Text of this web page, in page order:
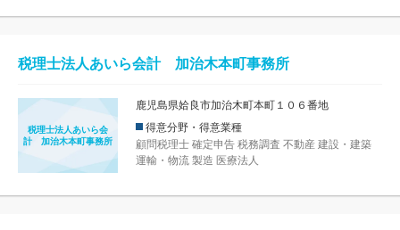
税理士法人あいら会計 加治木本町事務所
税理士法人あいら会
計 加治木本町事務所
鹿児島県姶良市加治木町本町１０６番地
得意分野・得意業種
顧問税理士 確定申告 税務調査 不動産 建設・建築
運輸・物流 製造 医療法人